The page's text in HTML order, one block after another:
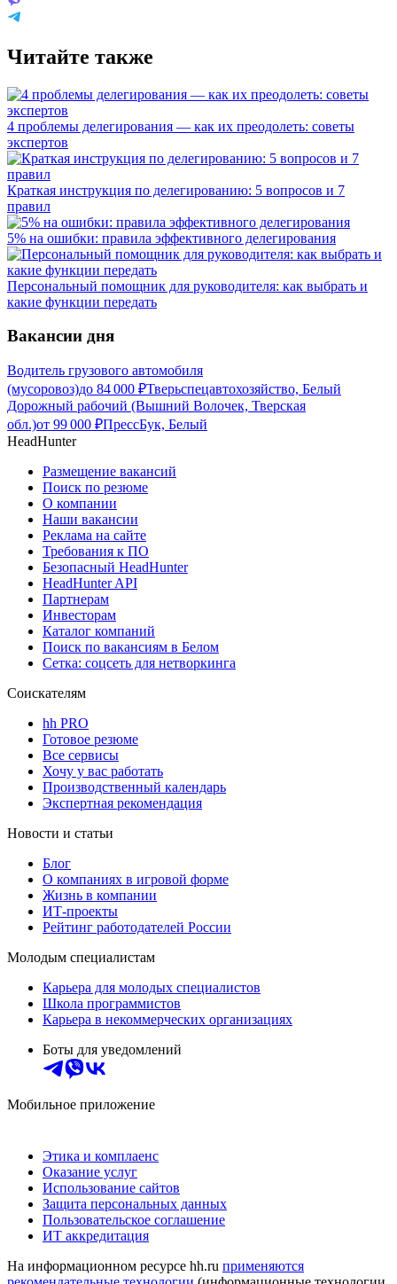
Читайте также
4 проблемы делегирования — как их преодолеть: советы
экспертов
Краткая инструкция по делегированию: 5 вопросов и 7
правил
5% на ошибки: правила эффективного делегирования
Персональный помощник для руководителя: как выбрать и
какие функции передать
Вакансии дня
Водитель грузового автомобиля
(мусоровоз)до 84 000 ₽Тверьспецавтохозяйство, Белый
Дорожный рабочий (Вышний Волочек, Тверская
обл.)от 99 000 ₽ПрессБук, Белый
HeadHunter
Размещение вакансий
Поиск по резюме
О компании
Наши вакансии
Реклама на сайте
Требования к ПО
Безопасный HeadHunter
HeadHunter API
Партнерам
Инвесторам
Каталог компаний
Поиск по вакансиям в Белом
Сетка: соцсеть для нетворкинга
Соискателям
hh PRO
Готовое резюме
Все сервисы
Хочу у вас работать
Производственный календарь
Экспертная рекомендация
Новости и статьи
Блог
О компаниях в игровой форме
Жизнь в компании
ИТ-проекты
Рейтинг работодателей России
Молодым специалистам
Карьера для молодых специалистов
Школа программистов
Карьера в некоммерческих организациях
Боты для уведомлений
Мобильное приложение
Этика и комплаенс
Оказание услуг
Использование сайтов
Защита персональных данных
Пользовательское соглашение
ИТ аккредитация
На информационном ресурсе hh.ru применяются